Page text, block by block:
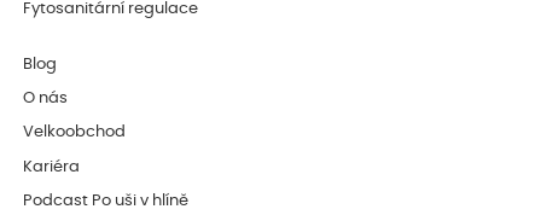
Fytosanitární regulace
Blog
O nás
Velkoobchod
Kariéra
Podcast Po uši v hlíně